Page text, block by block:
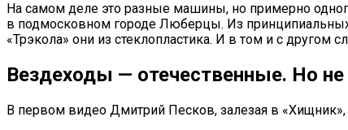
На самом деле это разные машины, но примерно
в подмосковном городе Люберцы. Из
«Трэкола» они из стеклопластика. И в том и с другом
Вездеходы — отечественные. Но
В первом видео Дмитрий Песков, залезая в